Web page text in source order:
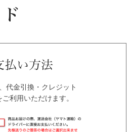
代金引換・クレジット
利用いただけます。